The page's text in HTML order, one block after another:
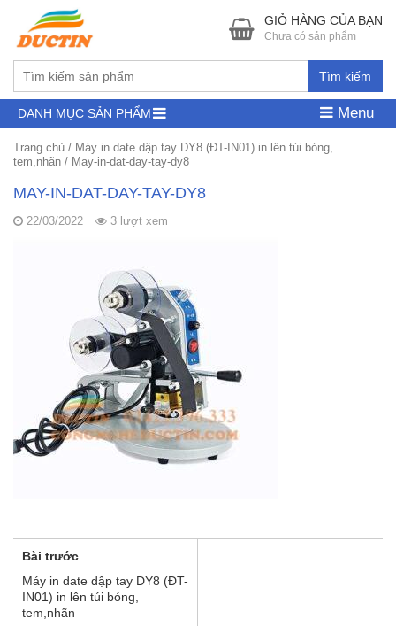
Tìm kiếm
GIỎ HÀNG CỦA BẠN
Chưa có sản phẩm
DANH MỤC SẢN PHẨM Menu
Trang chủ / Máy in date dập tay DY8 (ĐT-IN01) in lên túi bóng,
tem,nhãn / May-in-dat-day-tay-dy8
MAY-IN-DAT-DAY-TAY-DY8
22/03/2022 3 lượt xem
Bài trước
Máy in date dập tay DY8 (ĐT-
IN01) in lên túi bóng,
tem,nhãn